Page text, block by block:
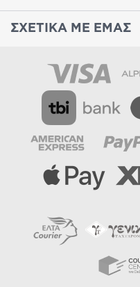
ΣΧΕΤΙΚΑ ΜΕ ΕΜΑΣ